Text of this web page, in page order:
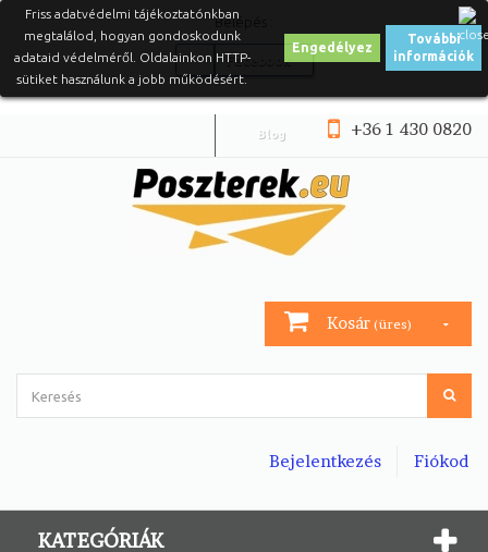
Belépés :
Facebook
+36 1 430 0820
Blog
Kosár (üres)
Fiókod
Bejelentkezés
KATEGÓRIÁK
Friss adatvédelmi tájékoztatónkban
megtalálod, hogyan gondoskodunk
adataid védelméről. Oldalainkon HTTP-
sütiket használunk a jobb működésért.
Engedélyez
További
információk